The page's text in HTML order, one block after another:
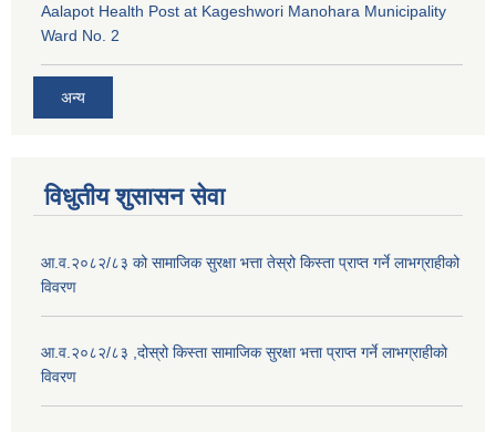
Aalapot Health Post at Kageshwori Manohara Municipality
Ward No. 2
अन्य
विधुतीय शुसासन सेवा
आ.व.२०८२/८३ को सामाजिक सुरक्षा भत्ता तेस्रो किस्ता प्राप्त गर्ने लाभग्राहीको
विवरण
आ.व.२०८२/८३ ,दोस्रो किस्ता सामाजिक सुरक्षा भत्ता प्राप्त गर्ने लाभग्राहीको
विवरण